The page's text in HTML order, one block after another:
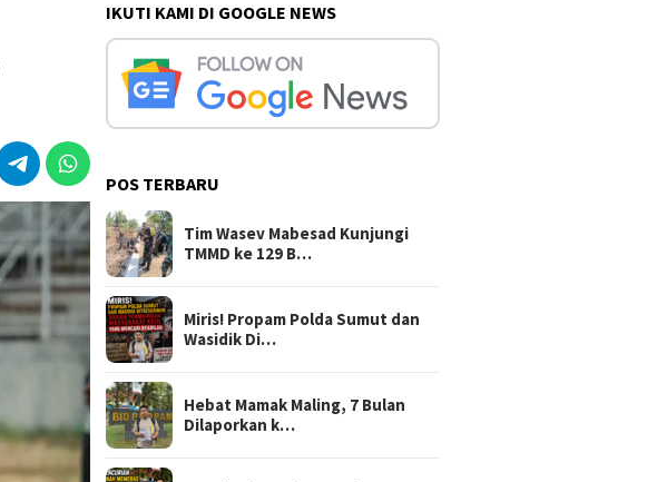
IKUTI KAMI DI GOOGLE NEWS
POS TERBARU
Tim Wasev Mabesad Kunjungi
TMMD ke 129 B…
Miris! Propam Polda Sumut dan
Wasidik Di…
Hebat Mamak Maling, 7 Bulan
Dilaporkan k…